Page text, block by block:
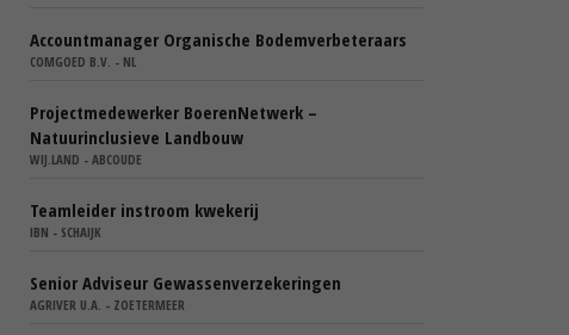
Accountmanager Organische Bodemverbeteraars
COMGOED B.V. - NL
Projectmedewerker BoerenNetwerk –
Natuurinclusieve Landbouw
WIJ.LAND - ABCOUDE
Teamleider instroom kwekerij
IBN - SCHAIJK
Senior Adviseur Gewassenverzekeringen
AGRIVER U.A. - ZOETERMEER